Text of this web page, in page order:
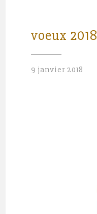
voeux 2018
9 janvier 2018